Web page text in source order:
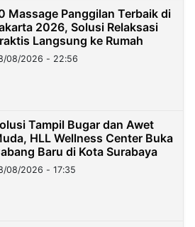
Massage Panggilan Terbaik di
2026, Solusi Relaksasi
Langsung ke Rumah
08/2026 - 22:56
Tampil Bugar dan Awet
HLL Wellness Center Buka
Baru di Kota Surabaya
08/2026 - 17:35